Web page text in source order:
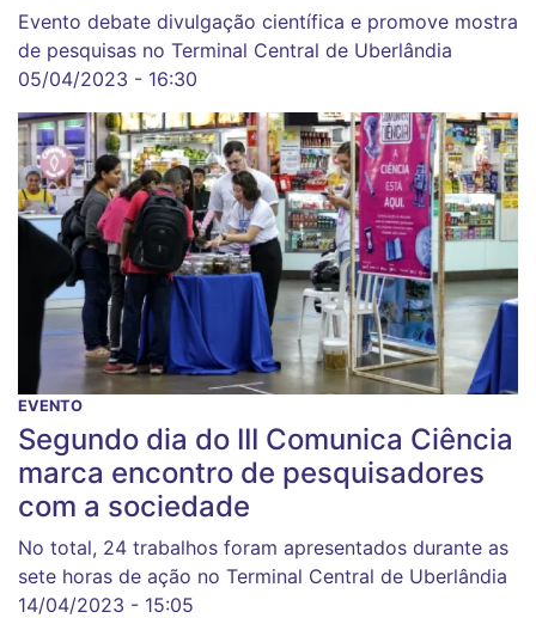
Evento debate divulgação científica e promove mostra
de pesquisas no Terminal Central de Uberlândia
05/04/2023 - 16:30
EVENTO
Segundo dia do III Comunica Ciência
marca encontro de pesquisadores
com a sociedade
No total, 24 trabalhos foram apresentados durante as
sete horas de ação no Terminal Central de Uberlândia
14/04/2023 - 15:05